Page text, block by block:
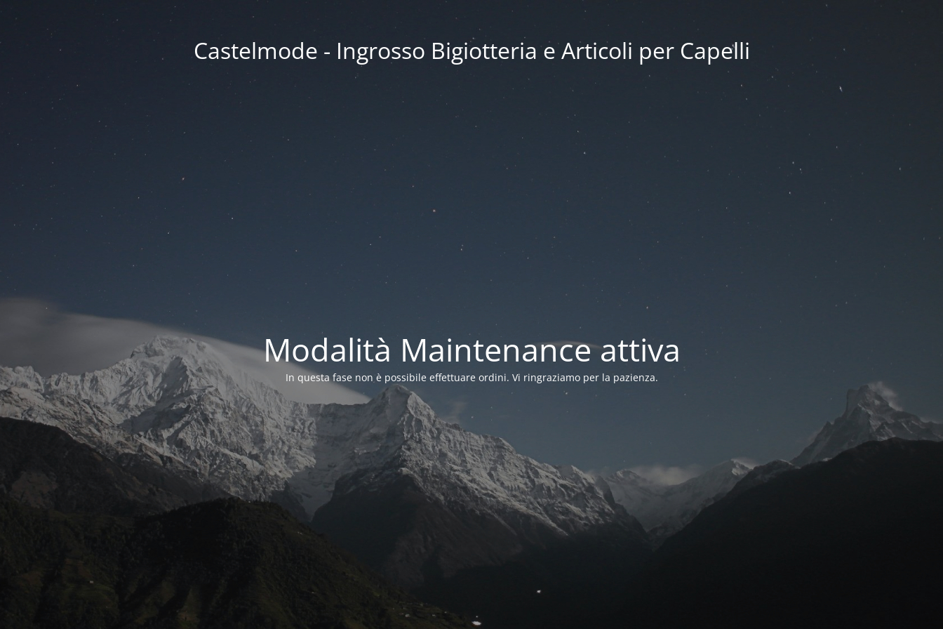
Castelmode - Ingrosso Bigiotteria e Articoli per Capelli
Modalità Maintenance attiva
In questa fase non è possibile effettuare ordini. Vi ringraziamo per la pazienza.